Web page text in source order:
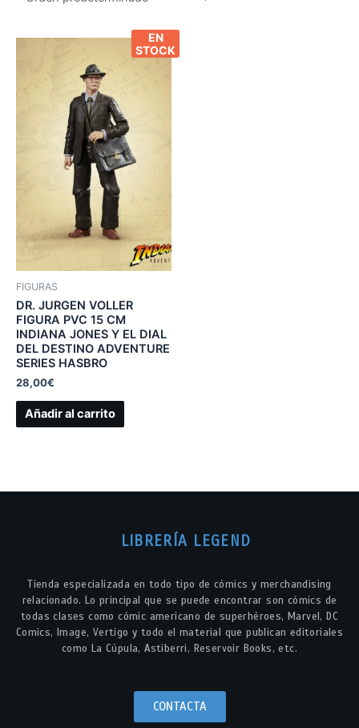
EN
STOCK
FIGURAS
DR. JURGEN VOLLER
FIGURA PVC 15 CM
INDIANA JONES Y EL DIAL
DEL DESTINO ADVENTURE
SERIES HASBRO
28,00€
Añadir al carrito
LIBRERÍA LEGEND
Tienda especializada en todo tipo de cómics y merchandising
relacionado. Lo principal que se puede encontrar son cómics de
todas clases como cómic americano de superhéroes, Marvel, DC
Comics, Image, Vertigo y todo el material que publican editoriales
como La Cúpula, Astiberri, Reservoir Books, etc.
CONTACTA